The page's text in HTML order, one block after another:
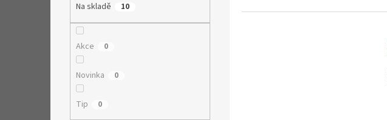
Na skladě 10
Akce 0
Novinka 0
Tip 0